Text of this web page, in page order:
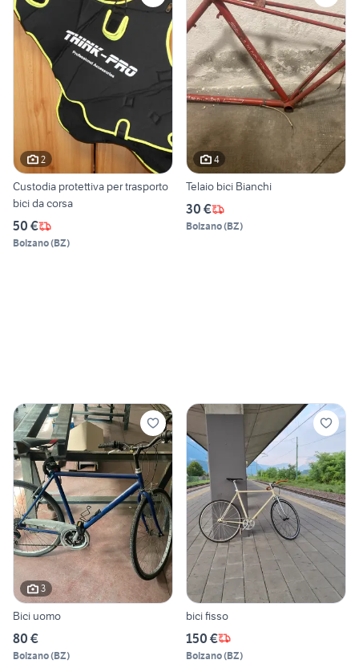
2
Custodia protettiva per trasporto
bici da corsa
50 €
Bolzano(BZ)
4
Telaio bici Bianchi
30 €
Bolzano(BZ)
3
Bici uomo
80 €
Bolzano(BZ)
bici fisso
150 €
Bolzano(BZ)